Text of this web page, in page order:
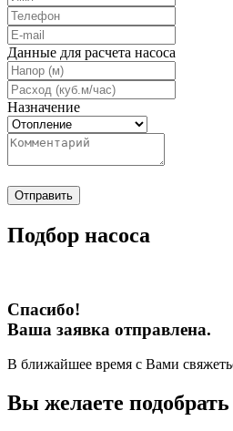
Данные для расчета насоса
Назначение
Отправить
Подбор насоса
Спасибо!
Ваша заявка отправлена.
В ближайшее время с Вами
Вы желаете подобрать